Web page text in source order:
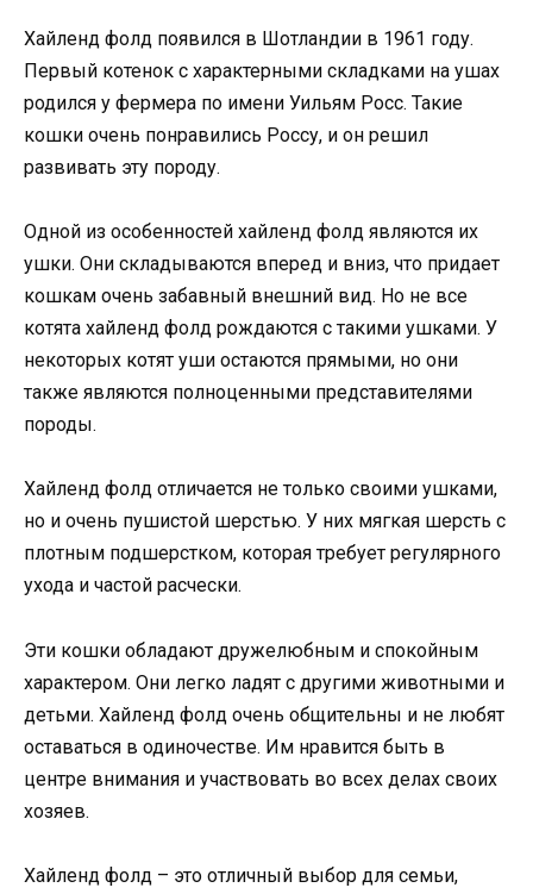
Хайленд фолд появился в Шотландии в 1961 году.
Первый котенок с характерными складками на ушах
родился у фермера по имени Уильям Росс. Такие
кошки очень понравились Россу, и он решил
развивать эту породу.
Одной из особенностей хайленд фолд являются их
ушки. Они складываются вперед и вниз, что придает
кошкам очень забавный внешний вид. Но не все
котята хайленд фолд рождаются с такими ушками. У
некоторых котят уши остаются прямыми, но они
также являются полноценными представителями
породы.
Хайленд фолд отличается не только своими ушками,
но и очень пушистой шерстью. У них мягкая шерсть с
плотным подшерстком, которая требует регулярного
ухода и частой расчески.
Эти кошки обладают дружелюбным и спокойным
характером. Они легко ладят с другими животными и
детьми. Хайленд фолд очень общительны и не любят
оставаться в одиночестве. Им нравится быть в
центре внимания и участвовать во всех делах своих
хозяев.
Хайленд фолд – это отличный выбор для семьи,